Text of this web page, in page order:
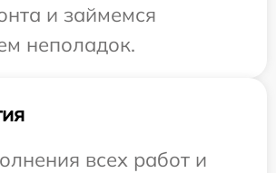
и займемся
неполадок.
всех работ и